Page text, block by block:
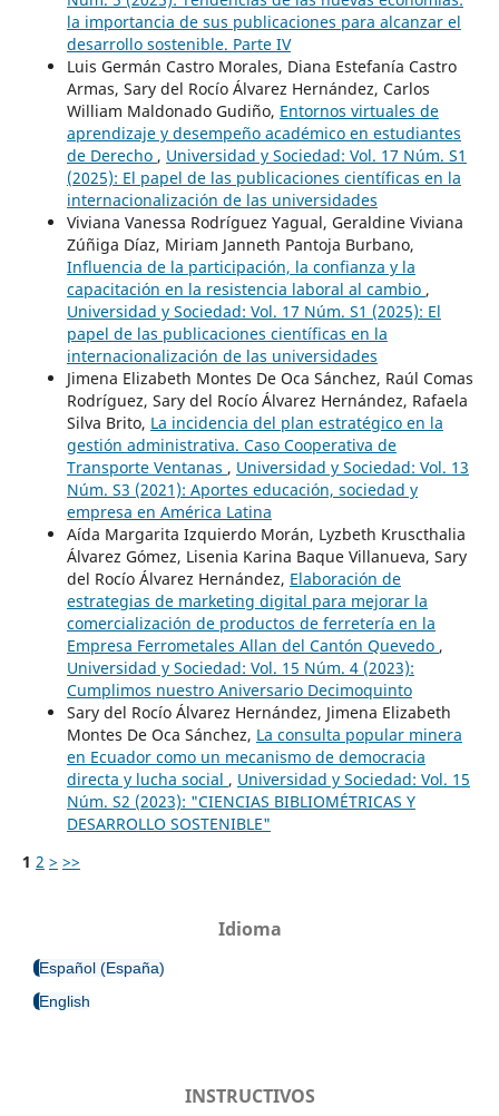
la importancia de sus publicaciones para alcanzar el
desarrollo sostenible. Parte IV
Luis Germán Castro Morales, Diana Estefanía Castro
Armas, Sary del Rocío Álvarez Hernández, Carlos
William Maldonado Gudiño, Entornos virtuales de
aprendizaje y desempeño académico en estudiantes
de Derecho , Universidad y Sociedad: Vol. 17 Núm. S1
(2025): El papel de las publicaciones científicas en la
internacionalización de las universidades
Viviana Vanessa Rodríguez Yagual, Geraldine Viviana
Zúñiga Díaz, Miriam Janneth Pantoja Burbano,
Influencia de la participación, la confianza y la
capacitación en la resistencia laboral al cambio ,
Universidad y Sociedad: Vol. 17 Núm. S1 (2025): El
papel de las publicaciones científicas en la
internacionalización de las universidades
Jimena Elizabeth Montes De Oca Sánchez, Raúl Comas
Rodríguez, Sary del Rocío Álvarez Hernández, Rafaela
Silva Brito, La incidencia del plan estratégico en la
gestión administrativa. Caso Cooperativa de
Transporte Ventanas , Universidad y Sociedad: Vol. 13
Núm. S3 (2021): Aportes educación, sociedad y
empresa en América Latina
Aída Margarita Izquierdo Morán, Lyzbeth Kruscthalia
Álvarez Gómez, Lisenia Karina Baque Villanueva, Sary
del Rocío Álvarez Hernández, Elaboración de
estrategias de marketing digital para mejorar la
comercialización de productos de ferretería en la
Empresa Ferrometales Allan del Cantón Quevedo ,
Universidad y Sociedad: Vol. 15 Núm. 4 (2023):
Cumplimos nuestro Aniversario Decimoquinto
Sary del Rocío Álvarez Hernández, Jimena Elizabeth
Montes De Oca Sánchez, La consulta popular minera
en Ecuador como un mecanismo de democracia
directa y lucha social , Universidad y Sociedad: Vol. 15
Núm. S2 (2023): "CIENCIAS BIBLIOMÉTRICAS Y
DESARROLLO SOSTENIBLE"
1 2 > >>
Idioma
Español (España)
English
INSTRUCTIVOS